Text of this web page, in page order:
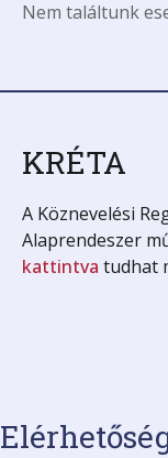
Nem találtunk
KRÉTA
A Köznevelési
Alaprendeszer
kattintva tudhat